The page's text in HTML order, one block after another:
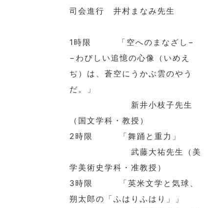
司会進行 井村まなみ先生
1時限 「空へのまなざし−
−わびしい追憶の心像（いめえ
ぢ）は、蒼空にうかぶ雲のやう
だ。」
新井小枝子先生
（国文学科・教授）
2時限 「舞踊と重力」
武藤大祐先生（美
学美術史学科・准教授）
3時限 「英米文学と気球、
朔太郎の「ふはりふはり」」